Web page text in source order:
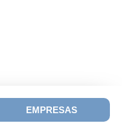
EMPRESAS